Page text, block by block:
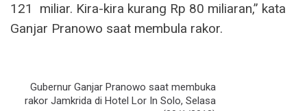
121 miliar. Kira-kira kurang Rp 80 miliaran,” kata
Ganjar Pranowo saat membula rakor.
Gubernur Ganjar Pranowo saat membuka
rakor Jamkrida di Hotel Lor In Solo, Selasa